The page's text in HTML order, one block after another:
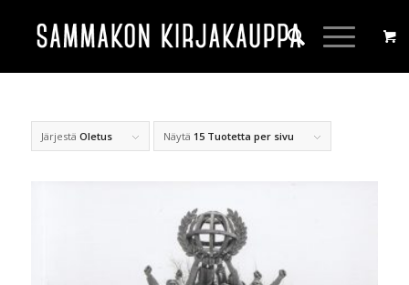
Järjestä Oletus Näytä 15 Tuotetta per sivu